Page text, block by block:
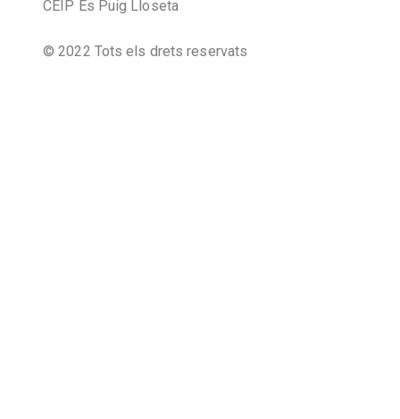
CEIP Es Puig Lloseta
© 2022 Tots els drets reservats